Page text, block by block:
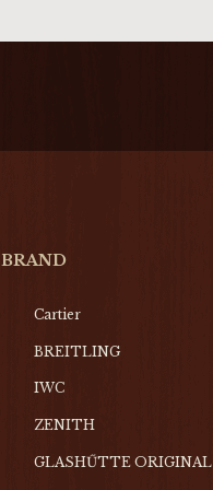
BRAND
Cartier
BREITLING
IWC
ZENITH
GLASHŰTTE ORIGINAL